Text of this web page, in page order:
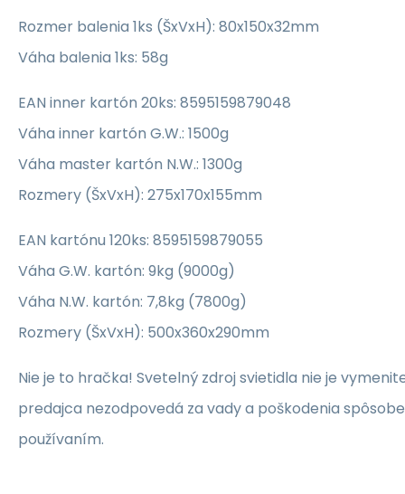
Rozmer balenia 1ks (ŠxVxH): 80x150x32mm
Váha balenia 1ks: 58g
EAN inner kartón 20ks: 8595159879048
Váha inner kartón G.W.: 1500g
Váha master kartón N.W.: 1300g
Rozmery (ŠxVxH): 275x170x155mm
EAN kartónu 120ks: 8595159879055
Váha G.W. kartón: 9kg (9000g)
Váha N.W. kartón: 7,8kg (7800g)
Rozmery (ŠxVxH): 500x360x290mm
Nie je to hračka! Svetelný zdroj svietidla nie je
predajca nezodpovedá za vady a poškodenia
používaním.